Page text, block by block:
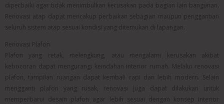
diperbaiki agar tidak menimbulkan kerusakan pada bagian lain bangunan.
Renovasi atap dapat mencakup perbaikan sebagian maupun penggantian
seluruh sistem atap sesuai kondisi yang ditemukan di lapangan.
Renovasi Plafon
Plafon yang retak, melengkung, atau mengalami kerusakan akibat
kebocoran dapat mengurangi keindahan interior rumah. Melalui renovasi
plafon, tampilan ruangan dapat kembali rapi dan lebih modern. Selain
mengganti plafon yang rusak, renovasi juga dapat dilakukan untuk
memperbarui desain plafon agar lebih sesuai dengan konsep interior